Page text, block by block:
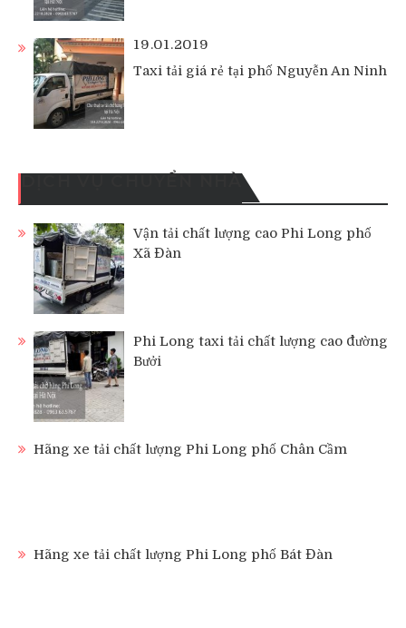
19.01.2019
Taxi tải giá rẻ tại phố Nguyễn An Ninh
DỊCH VỤ CHUYỂN NHÀ
Vận tải chất lượng cao Phi Long phố
Xã Đàn
Phi Long taxi tải chất lượng cao đường
Bưởi
Hãng xe tải chất lượng Phi Long phố Chân Cầm
Hãng xe tải chất lượng Phi Long phố Bát Đàn